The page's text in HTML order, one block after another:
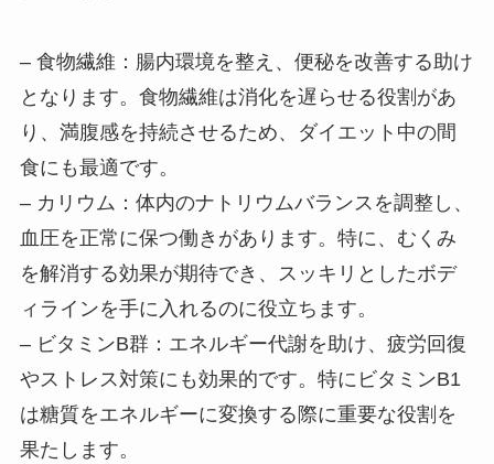
– 食物繊維：腸内環境を整え、便秘を改善する助け
となります。食物繊維は消化を遅らせる役割があ
り、満腹感を持続させるため、ダイエット中の間
食にも最適です。
– カリウム：体内のナトリウムバランスを調整し、
血圧を正常に保つ働きがあります。特に、むくみ
を解消する効果が期待でき、スッキリとしたボデ
ィラインを手に入れるのに役立ちます。
– ビタミンB群：エネルギー代謝を助け、疲労回復
やストレス対策にも効果的です。特にビタミンB1
は糖質をエネルギーに変換する際に重要な役割を
果たします。